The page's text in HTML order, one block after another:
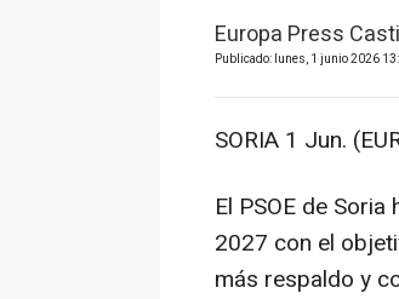
Europa Press
Publicado: lunes, 1 junio 2026
SORIA 1 Jun.
El PSOE de
2027 con el
más respaldo y